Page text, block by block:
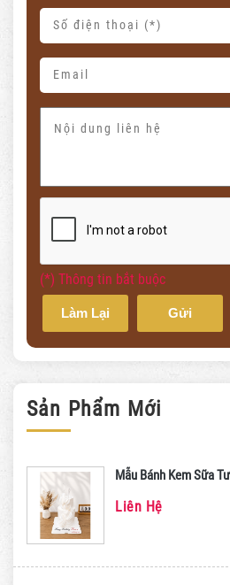
(*) Thông tin bắt buộc
Làm Lại Gửi
Sản Phẩm Mới
Mẫu Bánh Kem Sữa
Liên Hệ